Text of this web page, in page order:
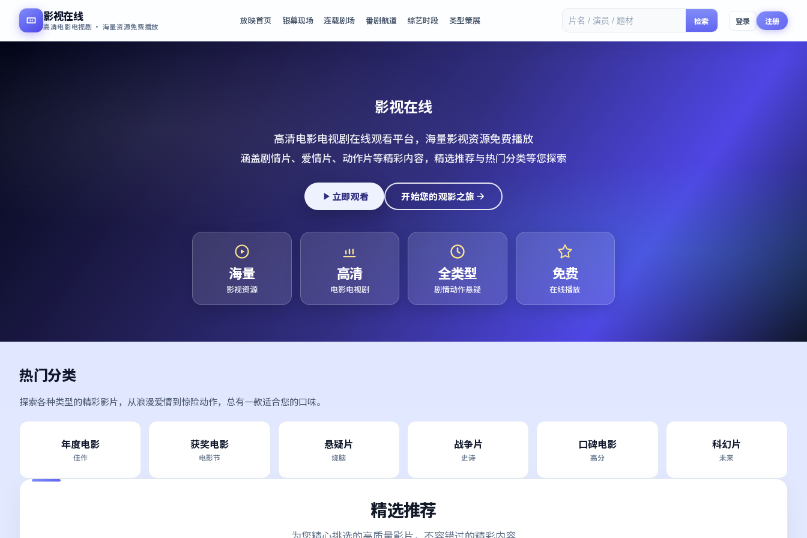
影视在线
高清电影电视剧 · 海量资源免费播放
放映首页 银幕现场 连载剧场 番剧航道 综艺时段 类型策展 检索 登录 注册
影视在线
高清电影电视剧在线观看平台，海量影视资源免费播放
涵盖剧情片、爱情片、动作片等精彩内容，精选推荐与热门分类等您探索
立即观看 开始您的观影之旅
海量
影视资源
高清
电影电视剧
全类型
剧情动作悬疑
免费
在线播放
热门分类
探索各种类型的精彩影片，从浪漫爱情到惊险动作，总有一款适合您的口味。
年度电影
佳作
获奖电影
电影节
悬疑片
烧脑
战争片
史诗
口碑电影
高分
科幻片
未来
精选推荐